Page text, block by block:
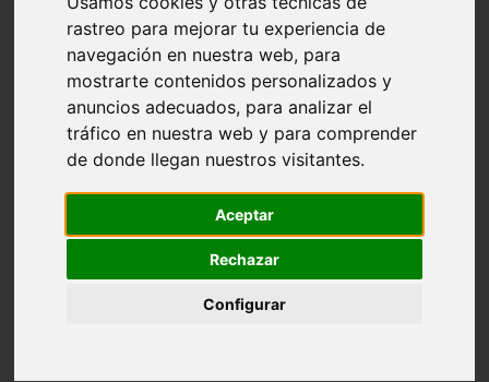
rastreo para mejorar tu experiencia de
navegación en nuestra web, para
mostrarte contenidos personalizados y
anuncios adecuados, para analizar el
tráfico en nuestra web y para comprender
de donde llegan nuestros visitantes.
Aceptar
Rechazar
Configurar
Madrid - pozuelo-de-alarcón
Teruel - sarrión
Cádiz - algodonales
Illes-balears - inca
Madrid - madrid
Málaga - torremolinos
Asturias - oviedo
Cádiz - el-puerto-de-santa-maría
Toledo - illescas
Málaga - marbella
Barcelona - barcelona